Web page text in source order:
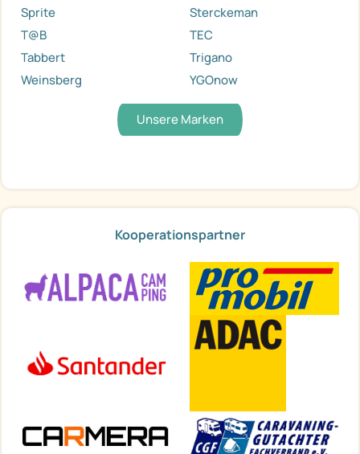
Sprite
Sterckeman
T@B
TEC
Tabbert
Trigano
Weinsberg
YGOnow
Unsere Marken
Kooperationspartner